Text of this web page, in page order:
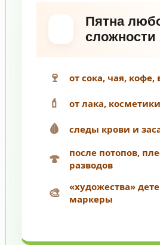
Пятна
сложности
🍷 от сока, чая, кофе,
💄 от лака,
🩸 следы крови и
🍄
после потопов,
разводов
🎨
«художества»
маркеры